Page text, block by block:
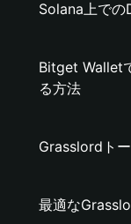
Solana上での
Bitget Wallet
る方法
Grasslordト
最適な